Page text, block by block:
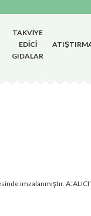
TAKVIYE
EDICI
GIDALAR
imzalanmıştır.